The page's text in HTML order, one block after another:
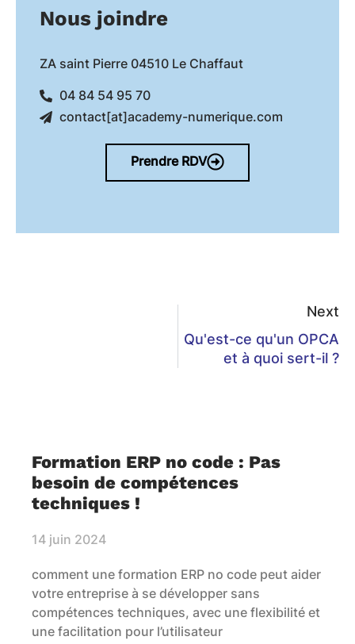
Nous joindre
ZA saint Pierre 04510 Le Chaffaut
04 84 54 95 70
contact[at]academy-numerique.com
Prendre RDV
Next
Qu'est-ce qu'un OPCA
et à quoi sert-il ?
Formation ERP no code : Pas
besoin de compétences
techniques !
14 juin 2024
comment une formation ERP no code peut aider
votre entreprise à se développer sans
compétences techniques, avec une flexibilité et
une facilitation pour l’utilisateur